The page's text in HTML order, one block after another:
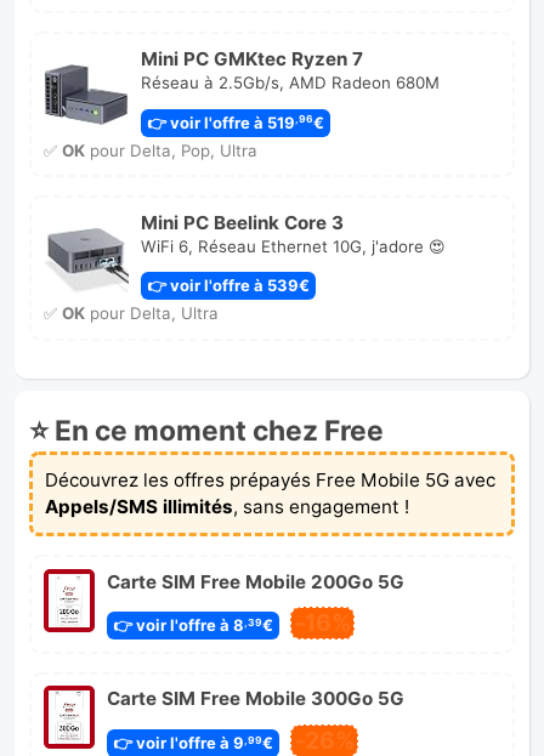
Mini PC GMKtec Ryzen 7
Réseau à 2.5Gb/s, AMD Radeon 680M
👉 voir l'offre à 519,96€
✅ OKpour Delta, Pop, Ultra
Mini PC Beelink Core 3
WiFi 6, Réseau Ethernet 10G, j'adore 😍
👉 voir l'offre à 539€
✅ OKpour Delta, Ultra
⭐ En ce moment chez Free
Découvrez les offres prépayés Free Mobile 5G avec
Appels/SMS illimités, sans engagement !
Carte SIM Free Mobile 200Go 5G
👉 voir l'offre à 8 ,39€ -16%
Carte SIM Free Mobile 300Go 5G
👉 voir l'offre à 9 ,99€ -26%